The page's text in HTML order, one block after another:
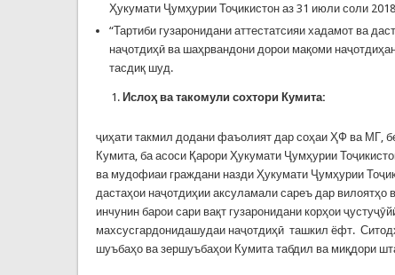
Ҳукумати Ҷумҳурии Тоҷикистон аз 31 июли соли
“Тартиби гузаронидани аттестатсияи хадамот ва
наҷотдиҳӣ ва шаҳрвандони дорои мақоми
тасдиқ шуд.
Ислоҳ ва такомули сохтори Кумита:
ҷиҳати такмил додани фаъолият дар соҳаи ҲФ ва МГ,
Кумита, ба асоси Қарори Ҳукумати Ҷумҳурии
ва мудофиаи граждани назди Ҳукумати Ҷумҳурии
дастаҳои наҷотдиҳии аксуламали сареъ дар вилоятҳо
инчунин барои сари вақт гузаронидани корҳои
махсусгардонидашудаи наҷотдиҳӣ ташкил ёфт.
шуъбаҳо ва зершуъбаҳои Кумита табдил ва миқдори